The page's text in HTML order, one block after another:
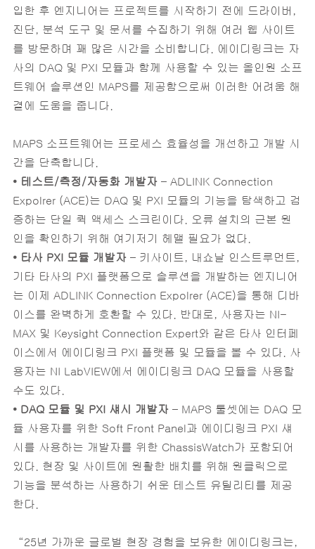
입한 후 엔지니어는 프로젝트를 시작하기 전에 드라이버,
진단, 분석 도구 및 문서를 수집하기 위해 여러 웹 사이트
를 방문하며 꽤 많은 시간을 소비합니다. 에이디링크는 자
사의 DAQ 및 PXI 모듈과 함께 사용할 수 있는 올인원 소프
트웨어 솔루션인 MAPS를 제공함으로써 이러한 어려움 해
결에 도움을 줍니다.
MAPS 소프트웨어는 프로세스 효율성을 개선하고 개발 시
간을 단축합니다.
• 테스트/측정/자동화 개발자– ADLINK Connection
Expolrer (ACE)는 DAQ 및 PXI 모듈의 기능을 탐색하고 검
증하는 단일 퀵 액세스 스크린이다. 오류 설치의 근본 원
인을 확인하기 위해 여기저기 헤맬 필요가 없다.
• 타사PXI 모듈 개발자– 키사이트, 내쇼날 인스트루먼트,
기타 타사의 PXI 플랫폼으로 솔루션을 개발하는 엔지니어
는 이제 ADLINK Connection Expolrer (ACE)을 통해 디바
이스를 완벽하게 호환할 수 있다. 반대로, 사용자는 NI-
MAX 및 Keysight Connection Expert와 같은 타사 인터페
이스에서 에이디링크 PXI 플랫폼 및 모듈을 볼 수 있다. 사
용자는 NI LabVIEW에서 에이디링크 DAQ 모듈을 사용할
수도 있다.
• DAQ 모듈 및 PXI 섀시 개발자– MAPS 툴셋에는 DAQ 모
듈 사용자를 위한 Soft Front Panel과 에이디링크 PXI 섀
시를 사용하는 개발자를 위한 ChassisWatch가 포함되어
있다. 현장 및 사이트에 원활한 배치를 위해 원클릭으로
기능을 분석하는 사용하기 쉬운 테스트 유틸리티를 제공
한다.
“25년 가까운 글로벌 현장 경험을 보유한 에이디링크는,